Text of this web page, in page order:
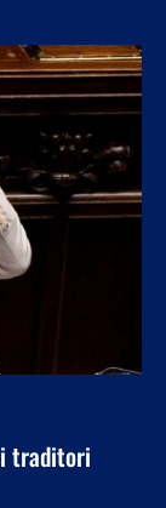
traditori